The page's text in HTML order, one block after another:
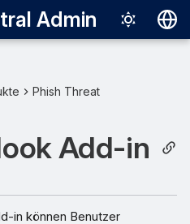
Admin
Français
Phish Threat
Add-in
in können Benutzer